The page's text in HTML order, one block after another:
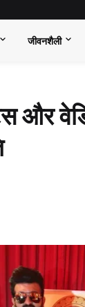
जीवनशैली
और